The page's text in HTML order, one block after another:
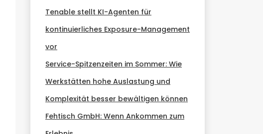
Tenable stellt KI-Agenten für
kontinuierliches Exposure-Management
vor
Service-Spitzenzeiten im Sommer: Wie
Werkstätten hohe Auslastung und
Komplexität besser bewältigen können
Fehtisch GmbH: Wenn Ankommen zum